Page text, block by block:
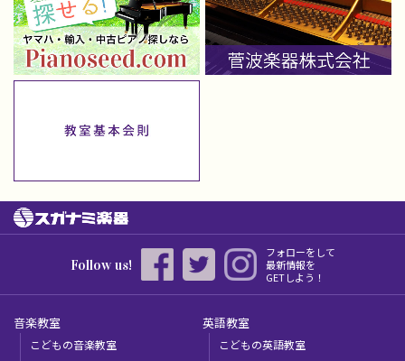
Follow us!
フォローをして
最新情報を
GETしよう！
音楽教室
こどもの音楽教室
英語教室
こどもの英語教室